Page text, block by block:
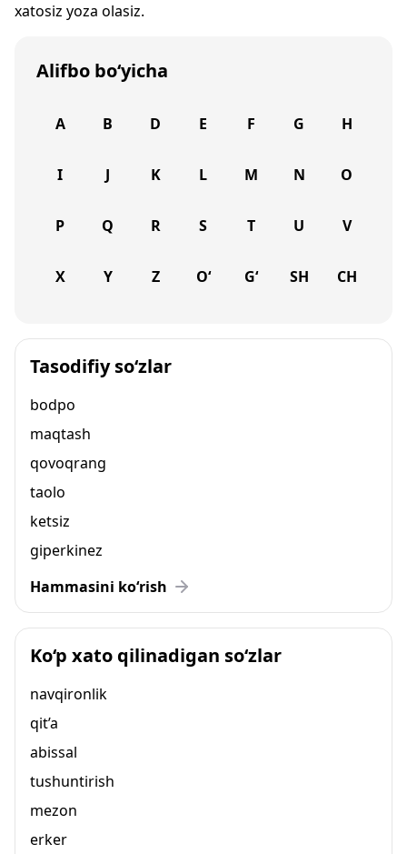
xatosiz yoza olasiz.
Alifbo bo‘yicha
A B D E F G H
I J K L M N O
P Q R S T U V
X Y Z O‘ G‘ SH CH
Tasodifiy so‘zlar
bodpo
maqtash
qovoqrang
taolo
ketsiz
giperkinez
Hammasini ko‘rish
Ko‘p xato qilinadigan so‘zlar
navqironlik
qit’a
abissal
tushuntirish
mezon
erker